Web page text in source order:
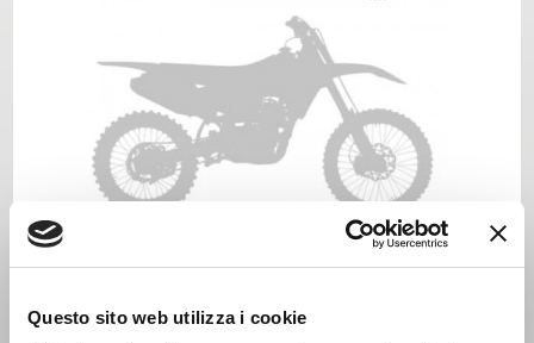
Questo sito web utilizza i cookie
GAS GAS MC 85 Anno 2025